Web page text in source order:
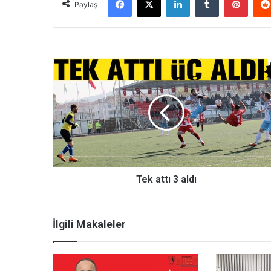
Paylaş
T
a
t
t
ı
a
Tek attı 3 aldı
İlgili Makaleler